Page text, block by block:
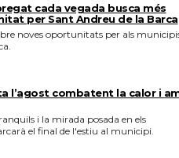
cada vegada busca més
per Sant Andreu de la Barca
noves oportunitats per als
l’agost combatent la calor i
i la mirada posada en els
el final de l'estiu al municipi.